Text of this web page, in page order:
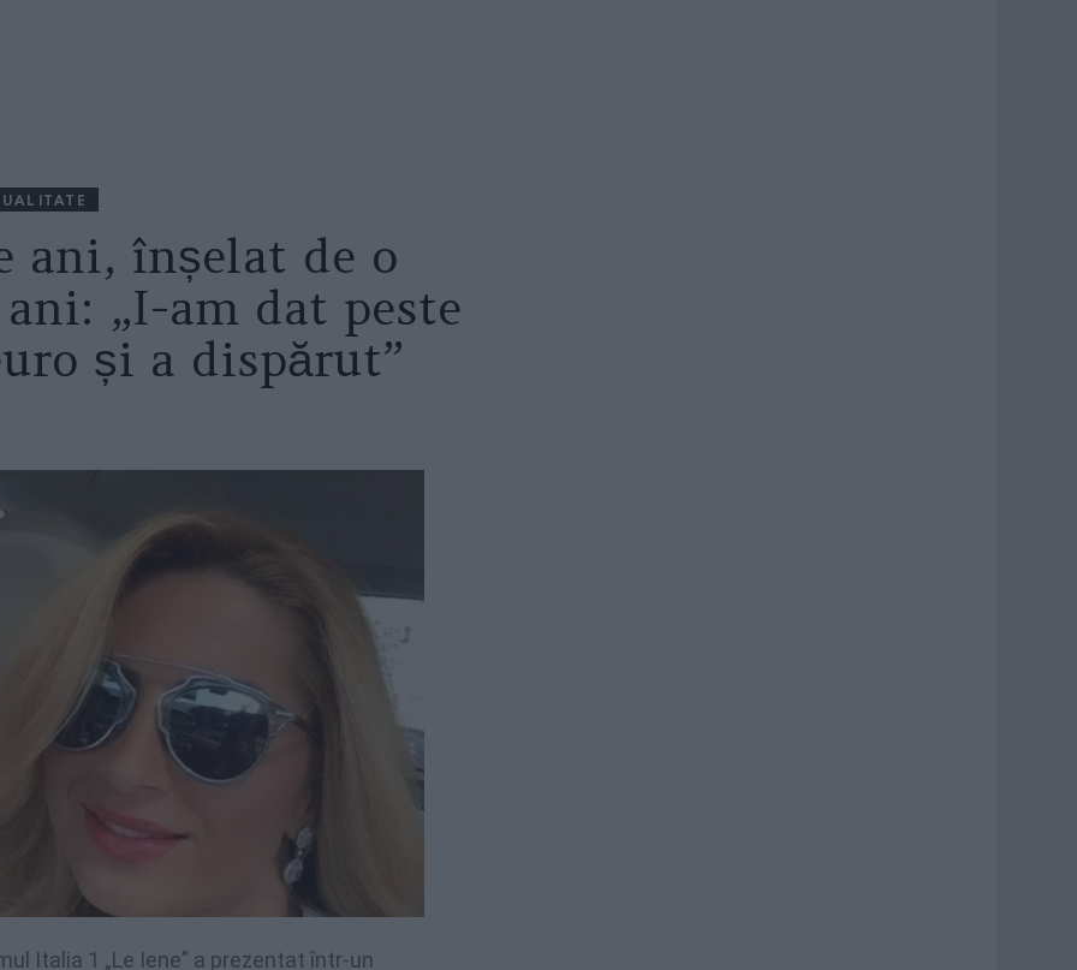
ani, înșelat de o
„I-am dat peste
și a dispărut”
Italia 1 „Le Iene” a prezentat într-un